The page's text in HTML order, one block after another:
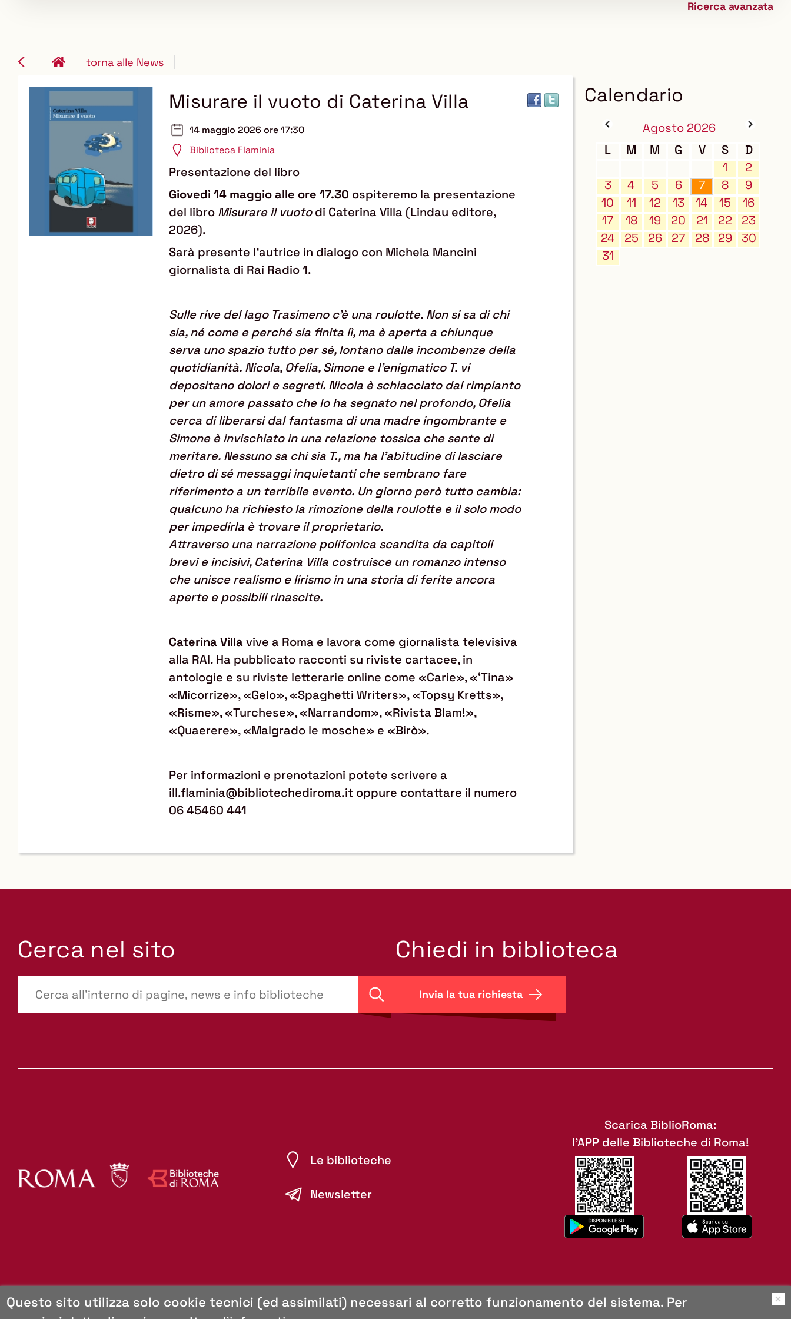
Ricerca avanzata
torna alle News
Misurare il vuoto di Caterina Villa
14 maggio 2026 ore 17:30
Biblioteca Flaminia
Presentazione del libro
Giovedì 14 maggio alle ore 17.30 ospiteremo la presentazione
del libro Misurare il vuotodi Caterina Villa (Lindau editore,
2026).
Sarà presente l'autrice in dialogo con Michela Mancini
giornalista di Rai Radio 1.
Sulle rive del lago Trasimeno c’è una roulotte. Non si sa di chi
sia, né come e perché sia finita lì, ma è aperta a chiunque
serva uno spazio tutto per sé, lontano dalle incombenze della
quotidianità. Nicola, Ofelia, Simone e l’enigmatico T. vi
depositano dolori e segreti. Nicola è schiacciato dal rimpianto
per un amore passato che lo ha segnato nel profondo, Ofelia
cerca di liberarsi dal fantasma di una madre ingombrante e
Simone è invischiato in una relazione tossica che sente di
meritare. Nessuno sa chi sia T., ma ha l’abitudine di lasciare
dietro di sé messaggi inquietanti che sembrano fare
riferimento a un terribile evento. Un giorno però tutto cambia:
qualcuno ha richiesto la rimozione della roulotte e il solo modo
per impedirla è trovare il proprietario.
Attraverso una narrazione polifonica scandita da capitoli
brevi e incisivi, Caterina Villa costruisce un romanzo intenso
che unisce realismo e lirismo in una storia di ferite ancora
aperte e possibili rinascite.
Caterina Villavive a Roma e lavora come giornalista televisiva
alla RAI. Ha pubblicato racconti su riviste cartacee, in
antologie e su riviste letterarie online come «Carie», «‘Tina»
«Micorrize», «Gelo», «Spaghetti Writers», «Topsy Kretts»,
«Risme», «Turchese», «Narrandom», «Rivista Blam!»,
«Quaerere», «Malgrado le mosche» e «Birò».
Per informazioni e prenotazioni potete scrivere a
ill.flaminia@bibliotechediroma.it oppure contattare il numero
06 45460 441
Calendario
Agosto 2026
L
M M G V S
D
1
2
3
4 5 6 7 8
9
10
11 12 13 14 15
16
17
18 19 20 21 22
23
24
25 26 27 28 29
30
31
Cerca nel sito
site-
Cerca
Chiedi in biblioteca
Invia la tua richiesta
Le biblioteche
Newsletter
Scarica BiblioRoma:
l'APP delle Biblioteche di Roma!
Privacy e cookies
Questo sito utilizza solo cookie tecnici (ed assimilati) necessari al corretto funzionamento del sistema. Per